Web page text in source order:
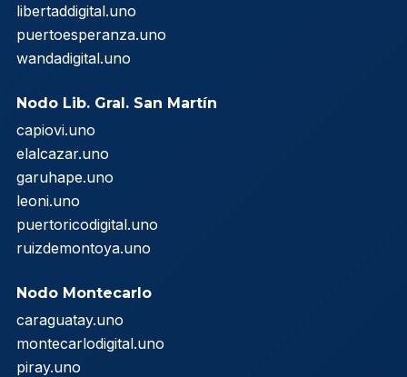
libertaddigital.uno
puertoesperanza.uno
wandadigital.uno
Nodo Lib. Gral. San Martín
capiovi.uno
elalcazar.uno
garuhape.uno
leoni.uno
puertoricodigital.uno
ruizdemontoya.uno
Nodo Montecarlo
caraguatay.uno
montecarlodigital.uno
piray.uno